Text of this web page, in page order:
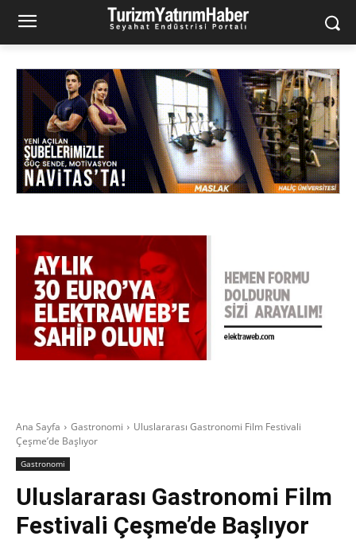
Ana Sayfa Gastronomi
Uluslararası Gastronomi Film Festivali
Çeşme’de Başlıyor
Gastronomi
Uluslararası Gastronomi Film
Festivali Çeşme’de Başlıyor